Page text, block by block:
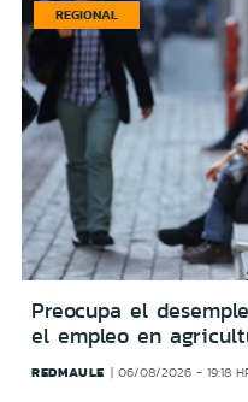
REGIONAL
Preocupa el
el empleo en
REDMAULE 06/08/2026 - 19:18